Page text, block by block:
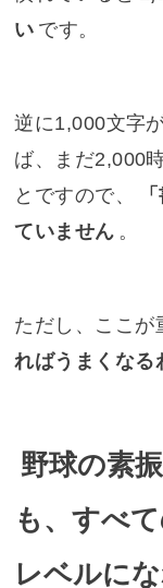
い です。
逆に1,000文字
ば、まだ2,000
とですので、
ていません 。
ただし、ここが
ればうまくなる
野球の素
も、すべ
レベルに